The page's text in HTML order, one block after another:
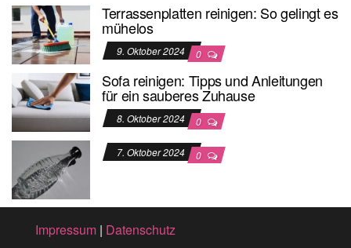
Terrassenplatten reinigen: So gelingt es
mühelos
9. Oktober 2024 0
Sofa reinigen: Tipps und Anleitungen
für ein sauberes Zuhause
8. Oktober 2024 0
7. Oktober 2024 0
Impressum | Datenschutz